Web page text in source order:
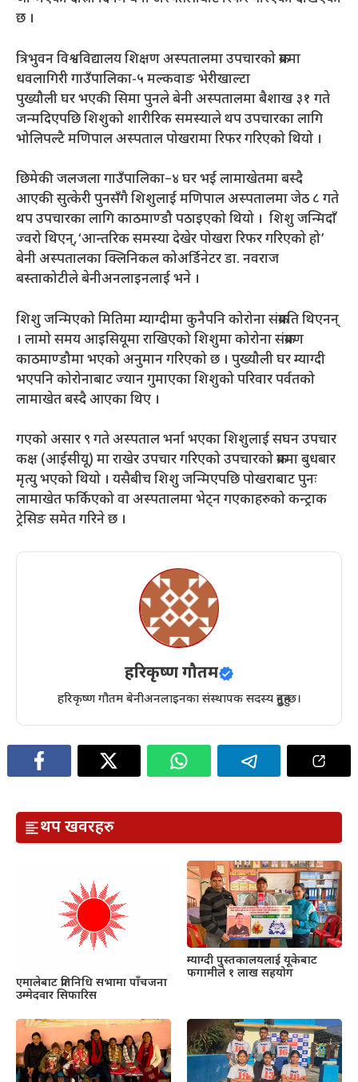
छ ।
त्रिभुवन विश्वविद्यालय शिक्षण अस्पतालमा उपचारको क्रममा
धवलागिरी गाउँपालिका-५ मल्कवाङ भेरीखाल्टा
पुख्यौली घर भएकी सिमा पुनले बेनी अस्पतालमा बैशाख ३१ गते
जन्मदिएपछि शिशुको शारीरिक समस्याले थप उपचारका लागि
भोलिपल्टै मणिपाल अस्पताल पोखरामा रिफर गरिएको थियो ।
छिमेकी जलजला गाउँपालिका–४ घर भई लामाखेतमा बस्दै
आएकी सुत्केरी पुनसँगै शिशुलाई मणिपाल अस्पतालमा जेठ ८ गते
थप उपचारका लागि काठमाण्डौ पठाइएको थियो । शिशु जन्मिदाँ
ज्वरो थिएन्,‘आन्तरिक समस्या देखेर पोखरा रिफर गरिएको हो’
बेनी अस्पतालका क्लिनिकल कोअर्डिनेटर डा. नवराज
बस्ताकोटीले बेनीअनलाइनलाई भने ।
शिशु जन्मिएको मितिमा म्याग्दीमा कुनैपनि कोरोना संक्रमति थिएनन्
। लामो समय आइसियूमा राखिएको शिशुमा कोरोना संक्रमण
काठमाण्डौमा भएको अनुमान गरिएको छ । पुख्यौली घर म्याग्दी
भएपनि कोरोनाबाट ज्यान गुमाएका शिशुको परिवार पर्वतको
लामाखेत बस्दै आएका थिए ।
गएको असार ९ गते अस्पताल भर्ना भएका शिशुलाई सघन उपचार
कक्ष (आईसीयू) मा राखेर उपचार गरिएको उपचारको क्रममा बुधबार
मृत्यु भएको थियो । यसैबीच शिशु जन्मिएपछि पोखराबाट पुनः
लामाखेत फर्किएको वा अस्पतालमा भेट्न गएकाहरुको कन्ट्राक
ट्रेसिङ समेत गरिने छ ।
हरिकृष्ण गौतम
हरिकृष्ण गौतम बेनीअनलाइनका संस्थापक सदस्य हुनुहुन्छ।
थप खवरहरु
एमालेबाट प्रतिनिधि सभामा पाँचजना
उम्मेदवार सिफारिस
म्याग्दी पुस्तकालयलाई यूकेबाट
फगामीले १ लाख सहयोग